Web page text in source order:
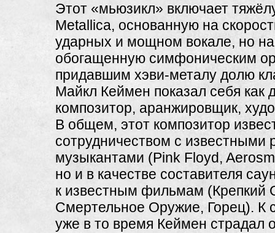
Этот «мьюзикл» включает
Metallica, основанную на
ударных и мощном вокале, но на
обогащенную симфоническим
придавшим хэви-металу долю
Майкл Кеймен показал себя как
композитор, аранжировщик,
В общем, этот композитор
сотрудничеством с известными
музыкантами (Pink Floyd,
но и в качестве составителя
к известным фильмам (Крепкий
Смертельное Оружие, Горец). К
уже в то время Кеймен страдал